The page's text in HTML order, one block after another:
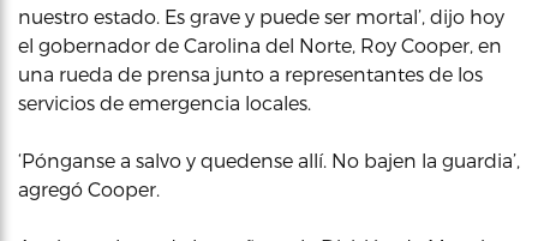
nuestro estado. Es grave y puede ser mortal’, dijo hoy
el gobernador de Carolina del Norte, Roy Cooper, en
una rueda de prensa junto a representantes de los
servicios de emergencia locales.
‘Pónganse a salvo y quedense allí. No bajen la guardia’,
agregó Cooper.